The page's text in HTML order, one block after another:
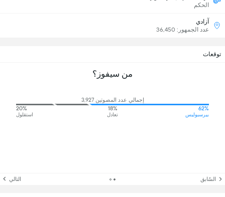
الحكم
آزادي
عدد الجمهور: 36,450
توقعات
من سيفوز؟
إجمالي عدد المصوتين 3,927
62%
بیرسبولیس
18%
تعادل
20%
استقلول
السّابق التالي